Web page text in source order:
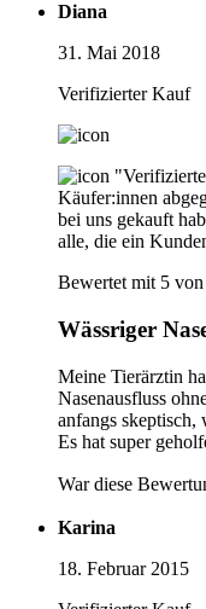
Diana
31. Mai 2018
Verifizierter Kauf
Käufer:innen
bei uns gekauft
alle, die ein
Bewertet mit 5 von
Wässriger
Meine Tierärztin
Nasenausfluss
anfangs skeptisch,
Es hat super
War diese
Karina
18. Februar 2015